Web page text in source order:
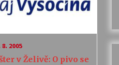
2005
v Želivě: O pivo se